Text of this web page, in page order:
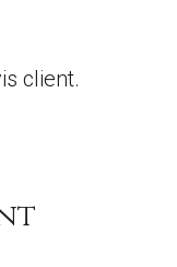
client.